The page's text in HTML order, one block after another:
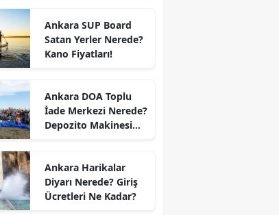
Ankara SUP Board
Satan Yerler Nerede?
Kano Fiyatları!
Ankara DOA Toplu
İade Merkezi Nerede?
Depozito Makinesi
Ankara Harikalar
Diyarı Nerede? Giriş
Ücretleri Ne Kadar?